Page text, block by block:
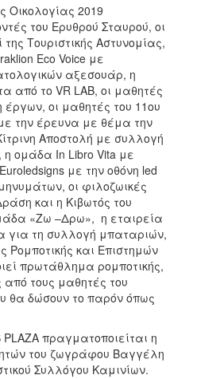
Οικολογίας 2019
του Ερυθρού Σταυρού, οι
Τουριστικής Αστυνομίας,
Eco Voice με
αξεσουάρ, η
από το VR LAB, οι μαθητές
οι μαθητές του 11ου
την έρευνα με θέμα την
Αποστολή με συλλογή
ομάδα In Libro Vita με
με την οθόνη led
οι φιλοζωικές
και η Κιβωτός του
«Zω –Δρω», η εταιρεία
για τη συλλογή μπαταριών,
Ρομποτικής και Επιστημών
πρωτάθλημα ρομποτικής,
από τους μαθητές του
θα δώσουν το παρόν όπως
πραγματοποιείται η
του ζωγράφου Βαγγέλη
Συλλόγου Καμινίων.